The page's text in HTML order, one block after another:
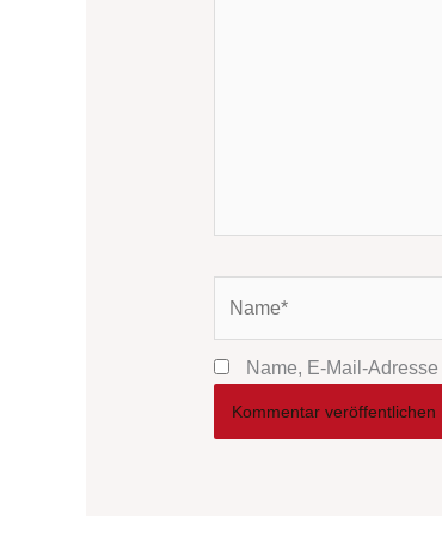
Name, E-Mail-